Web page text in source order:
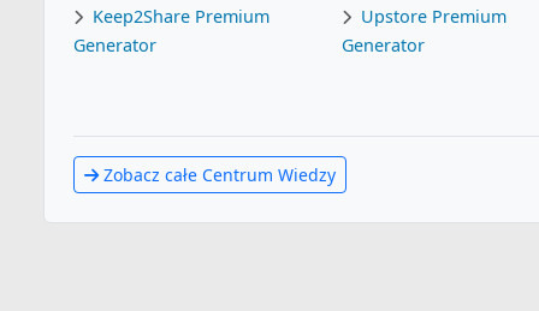
Keep2Share Premium
Generator
Upstore Premium
Generator
Zobacz całe Centrum Wiedzy